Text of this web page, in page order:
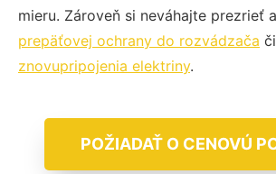
mieru. Zároveň si neváhajte prezrieť
prepäťovej ochrany do rozvádzača či
znovupripojenia elektriny.
POŽIADAŤ O CENOVÚ